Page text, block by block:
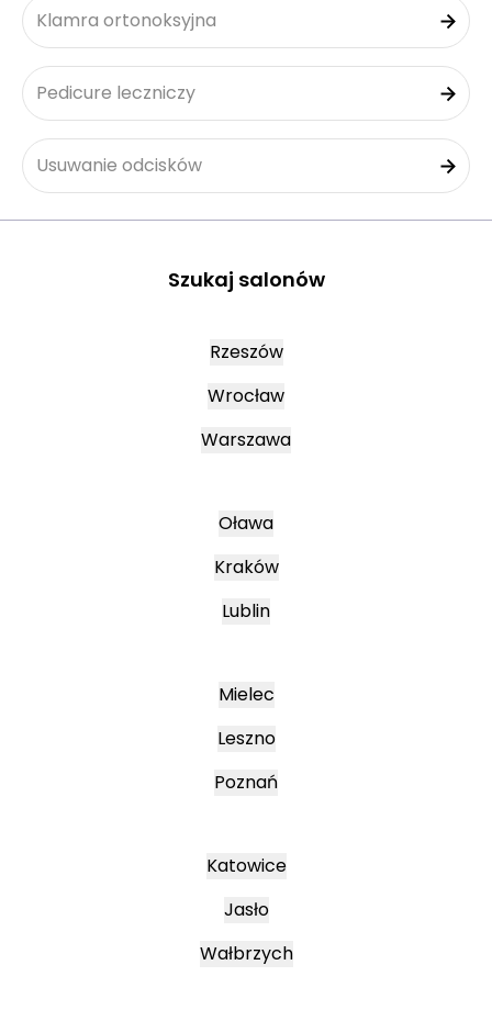
Klamra ortonoksyjna
Pedicure leczniczy
Usuwanie odcisków
Szukaj salonów
Rzeszów
Wrocław
Warszawa
Oława
Kraków
Lublin
Mielec
Leszno
Poznań
Katowice
Jasło
Wałbrzych